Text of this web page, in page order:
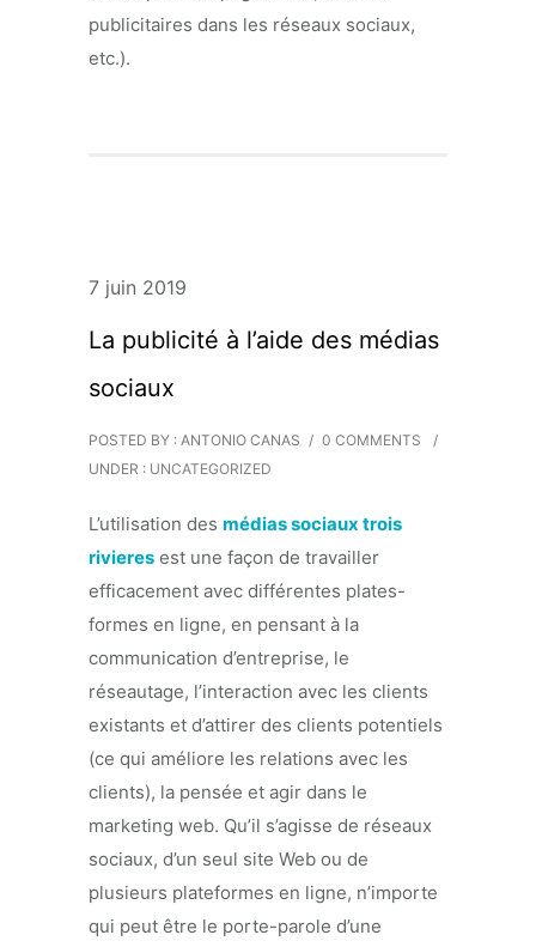
publicitaires dans les réseaux sociaux,
etc.).
7 juin 2019
La publicité à l’aide des médias
sociaux
POSTED BY : ANTONIO CANAS / 0 COMMENTS
/
UNDER : UNCATEGORIZED
L’utilisation des médias sociaux trois
rivieres est une façon de travailler
efficacement avec différentes plates-
formes en ligne, en pensant à la
communication d’entreprise, le
réseautage, l’interaction avec les clients
existants et d’attirer des clients potentiels
(ce qui améliore les relations avec les
clients), la pensée et agir dans le
marketing web. Qu’il s’agisse de réseaux
sociaux, d’un seul site Web ou de
plusieurs plateformes en ligne, n’importe
qui peut être le porte-parole d’une